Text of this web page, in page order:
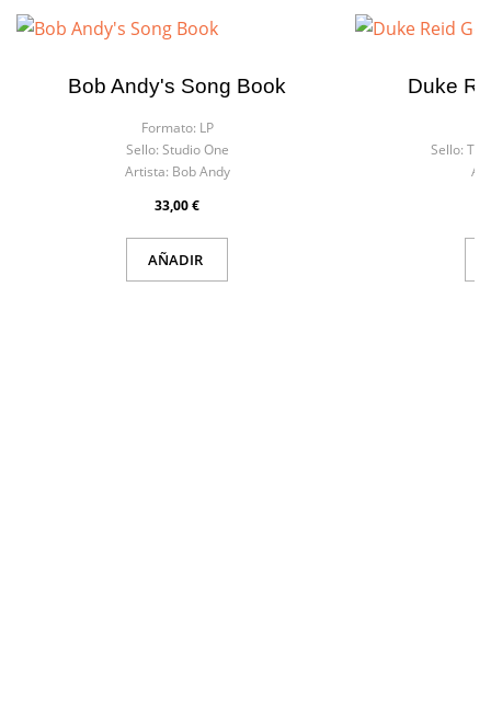
Bob Andy's Song Book
Formato: LP
Sello: Studio One
Artista: Bob Andy
33,00 €
AÑADIR
Duke
Sello: